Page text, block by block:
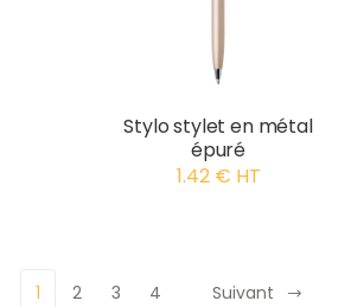
Stylo stylet en métal
épuré
1.42 € HT
1 2 3 4 Suivant